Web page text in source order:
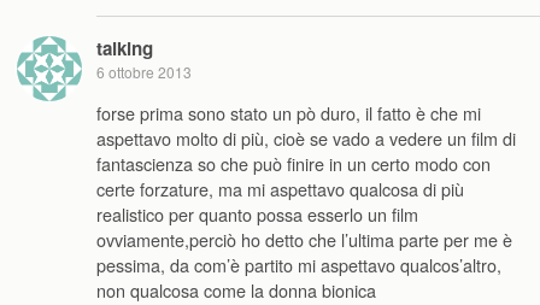
talking
6 ottobre 2013
forse prima sono stato un pò duro, il fatto è che mi
aspettavo molto di più, cioè se vado a vedere un film di
fantascienza so che può finire in un certo modo con
certe forzature, ma mi aspettavo qualcosa di più
realistico per quanto possa esserlo un film
ovviamente,perciò ho detto che l’ultima parte per me è
pessima, da com’è partito mi aspettavo qualcos’altro,
non qualcosa come la donna bionica